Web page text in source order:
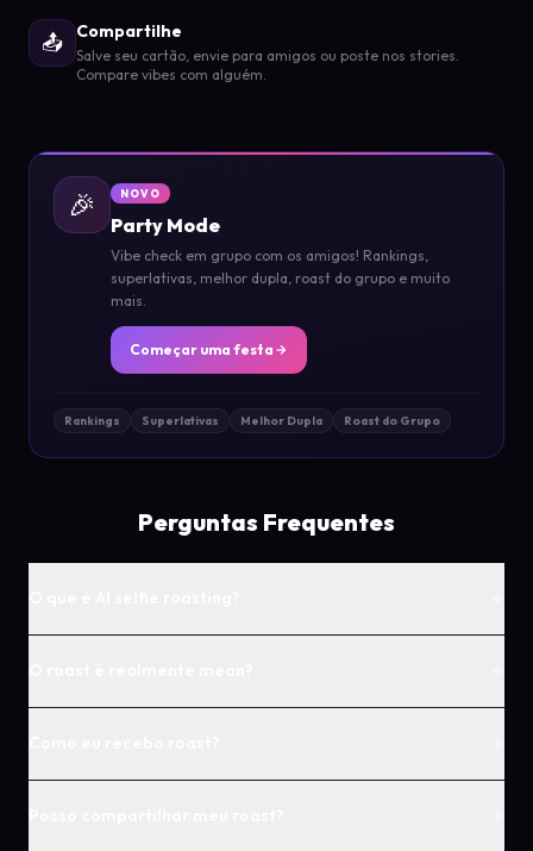
📤 Compartilhe
Salve seu cartão, envie para amigos ou poste nos stories.
Compare vibes com alguém.
🎉 NOVO
Party Mode
Vibe check em grupo com os amigos! Rankings,
superlativas, melhor dupla, roast do grupo e muito
mais.
Começar uma festa
Rankings Superlativas Melhor Dupla Roast do Grupo
Perguntas Frequentes